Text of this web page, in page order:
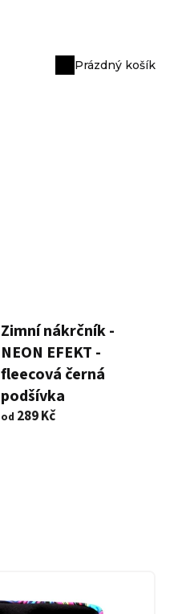
Nákupní
Prázdný košík
Zimní nákrčník -
NEON EFEKT -
fleecová černá
podšívka
od 289 Kč